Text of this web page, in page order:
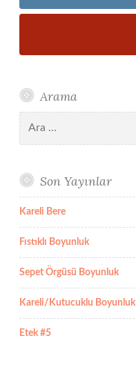
Arama
Son Yayınlar
Kareli Bere
Fıstıklı Boyunluk
Sepet Örgüsü Boyunluk
Kareli/Kutucuklu Boyunluk
Etek #5